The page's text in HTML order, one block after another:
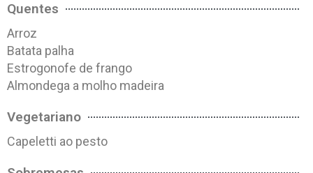
Quentes
Arroz
Batata palha
Estrogonofe de frango
Almondega a molho madeira
Vegetariano
Capeletti ao pesto